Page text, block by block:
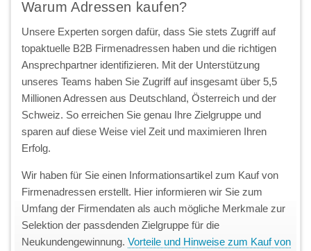
Warum Adressen kaufen?
Unsere Experten sorgen dafür, dass Sie stets Zugriff auf
topaktuelle B2B Firmenadressen haben und die richtigen
Ansprechpartner identifizieren. Mit der Unterstützung
unseres Teams haben Sie Zugriff auf insgesamt über 5,5
Millionen Adressen aus Deutschland, Österreich und der
Schweiz. So erreichen Sie genau Ihre Zielgruppe und
sparen auf diese Weise viel Zeit und maximieren Ihren
Erfolg.
Wir haben für Sie einen Informationsartikel zum Kauf von
Firmenadressen erstellt. Hier informieren wir Sie zum
Umfang der Firmendaten als auch mögliche Merkmale zur
Selektion der passdenden Zielgruppe für die
Neukundengewinnung. Vorteile und Hinweise zum Kauf von